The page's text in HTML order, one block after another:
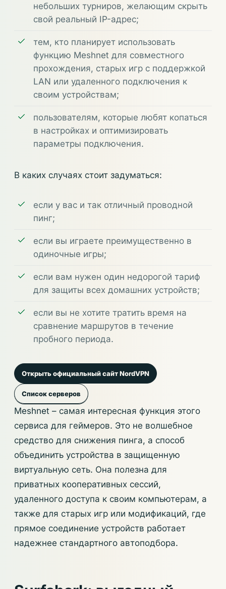
небольших турниров, желающим скрыть
свой реальный IP-адрес;
тем, кто планирует использовать
функцию Meshnet для совместного
прохождения, старых игр с поддержкой
LAN или удаленного подключения к
своим устройствам;
пользователям, которые любят копаться
в настройках и оптимизировать
параметры подключения.
В каких случаях стоит задуматься:
если у вас и так отличный проводной
пинг;
если вы играете преимущественно в
одиночные игры;
если вам нужен один недорогой тариф
для защиты всех домашних устройств;
если вы не хотите тратить время на
сравнение маршрутов в течение
пробного периода.
Открыть официальный сайт NordVPN
Список серверов
Meshnet – самая интересная функция этого
сервиса для геймеров. Это не волшебное
средство для снижения пинга, а способ
объединить устройства в защищенную
виртуальную сеть. Она полезна для
приватных кооперативных сессий,
удаленного доступа к своим компьютерам, а
также для старых игр или модификаций, где
прямое соединение устройств работает
надежнее стандартного автоподбора.